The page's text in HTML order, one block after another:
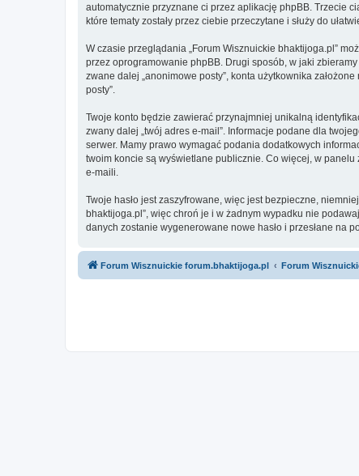
automatycznie przyznane ci przez aplikację phpBB. Trzecie
które tematy zostały przez ciebie przeczytane i służy do
W czasie przeglądania „Forum Wisznuickie bhaktijoga.pl”
przez oprogramowanie phpBB. Drugi sposób, w jaki
zwane dalej „anonimowe posty”, konta użytkownika
posty”.
Twoje konto będzie zawierać przynajmniej unikalną
zwany dalej „twój adres e-mail”. Informacje podane dla
serwer. Mamy prawo wymagać podania dodatkowych
twoim koncie są wyświetlane publicznie. Co więcej, w
e-maili.
Twoje hasło jest zaszyfrowane, więc jest bezpieczne,
bhaktijoga.pl”, więc chroń je i w żadnym wypadku nie podawaj
danych zostanie wygenerowane nowe hasło i przesłane na
Forum Wisznuickie forum.bhaktijoga.pl Forum